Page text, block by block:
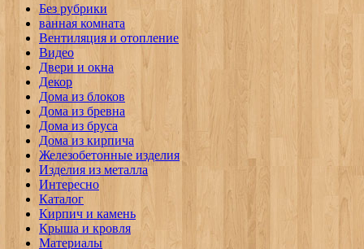
Без рубрики
ванная комната
Вентиляция и отопление
Видео
Двери и окна
Декор
Дома из блоков
Дома из бревна
Дома из бруса
Дома из кирпича
Железобетонные изделия
Изделия из металла
Интересно
Каталог
Кирпич и камень
Крыша и кровля
Материалы